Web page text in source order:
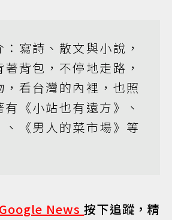
寫詩、散文與小說，
背包，不停地走路，
，看台灣的內裡，也照
有 《小站也有遠方》
、
、 《男人的菜市場》 等
News按下追蹤，精